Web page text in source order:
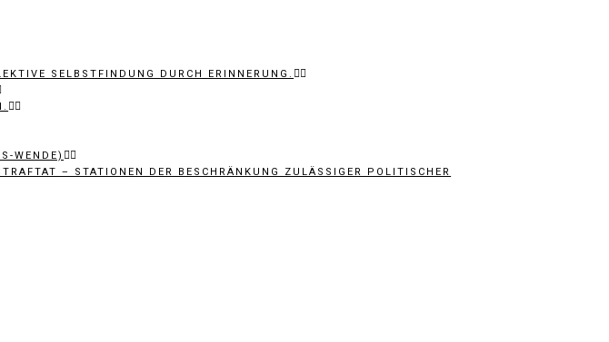
SELBSTFINDUNG DURCH ERINNERUNG.
WENDE)
– STATIONEN DER BESCHRÄNKUNG ZULÄSSIGER POLITISCHER P